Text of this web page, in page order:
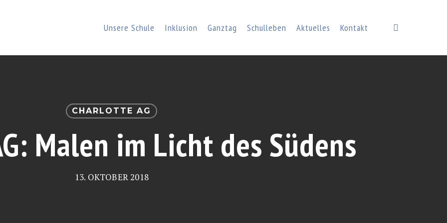
Unsere Schule Inklusion Ganztag Schulleben Aktuelles Kontakt
CHARLOTTE AG
Malen im Licht des Südens
13. OKTOBER 2018